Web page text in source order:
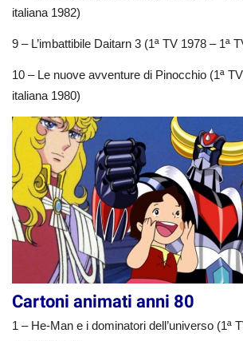
italiana 1982)
9 – L’imbattibile Daitarn 3 (1ª TV 1978 – 1ª
10 – Le nuove avventure di Pinocchio (1ª
italiana 1980)
Cartoni animati anni 80
1 – He-Man e i dominatori dell’universo (1ª